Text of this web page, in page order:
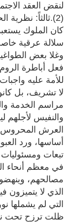
لنقض العقد
(2).ثالثاً: نظرية
كان الملوك
سلالة عرقية
وغلا بعض
فعل أباطرة
للأمة عليه
لا تشريف، بل
مراسم الخدمة
والنفيس لأجلهم
العرش
أساسها، ورد
تبعات
في معظم أنحاء
مصالحهم،
الذي لا يتميزون
التي لم يشملها
ظلت ترزح تحت